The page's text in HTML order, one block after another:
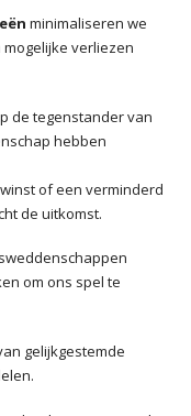
minimaliseren we
verliezen
de tegenstander van
hebben
of een verminderd
de uitkomst.
om ons spel te
gelijkgestemde